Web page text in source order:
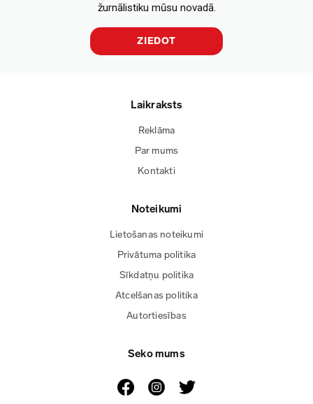
žurnālistiku mūsu novadā.
ZIEDOT
Laikraksts
Reklāma
Par mums
Kontakti
Noteikumi
Lietošanas noteikumi
Privātuma politika
Sīkdatņu politika
Atcelšanas politika
Autortiesības
Seko mums